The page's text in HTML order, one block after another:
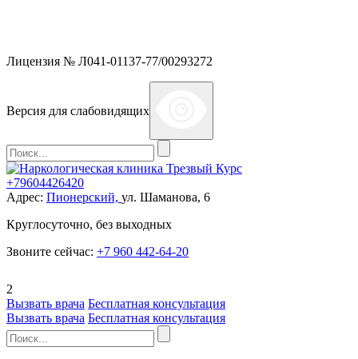
Лицензия № Л041-01137-77/00293272
Версия для слабовидящих
+79604426420
Адрес: Пионерский, ул. Шаманова, 6
Круглосуточно, без выходных
Звоните сейчас: +7 960 442-64-20
2
Вызвать врача Бесплатная консультация
Вызвать врача Бесплатная консультация